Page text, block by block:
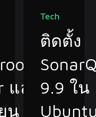
และ
น
Tech
ติดตั้ง
9.9 ใน